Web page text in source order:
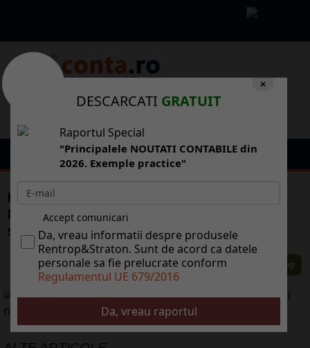
Boc i-a convocat la Guvern pe minitrii
Finanelor i Muncii pentru Codul Fiscal i
salarii
×
DESCARCATI GRATUIT
Raportul Special
"Principalele NOUTATI CONTABILE din
2026. Exemple practice"
Accept comunicari
Da, vreau informatii despre produsele
Rentrop&Straton. Sunt de acord ca datele
personale sa fie prelucrate conform
Regulamentul UE 679/2016